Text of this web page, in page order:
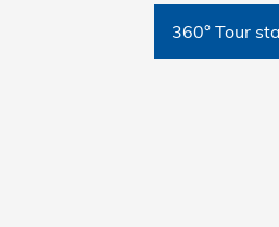
360° Tour